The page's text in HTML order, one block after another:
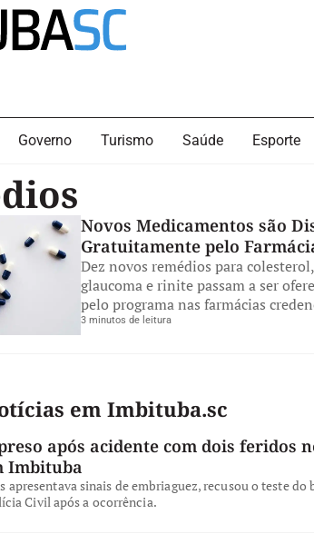
Governo Turismo Saúde Esporte
Novos Medicamentos são
Gratuitamente pelo
Dez novos remédios para
glaucoma e rinite passam a ser
pelo programa nas farmácias
3 minutos de leitura
em Imbituba.sc
após acidente com dois feridos
Imbituba
apresentava sinais de embriaguez, recusou o teste
Civil após a ocorrência.